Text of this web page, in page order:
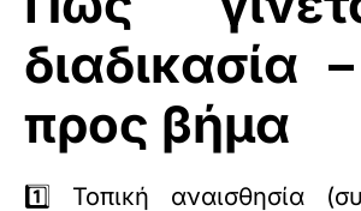
διαδικασία
προς βήμα
1️⃣ Τοπική αναισθησία